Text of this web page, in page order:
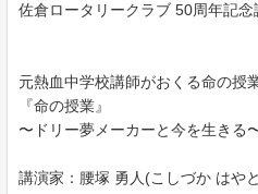
佐倉ロータリークラブ 50周年記念
元熱血中学校講師がおくる命の授
『命の授業』
〜ドリー夢メーカーと今を生きる
講演家：腰塚 勇人(こしづか はや